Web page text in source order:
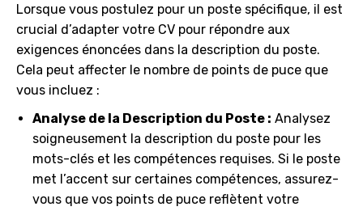
Lorsque vous postulez pour un poste spécifique, il est
crucial d’adapter votre CV pour répondre aux
exigences énoncées dans la description du poste.
Cela peut affecter le nombre de points de puce que
vous incluez :
Analyse de la Description du Poste : Analysez
soigneusement la description du poste pour les
mots-clés et les compétences requises. Si le poste
met l’accent sur certaines compétences, assurez-
vous que vos points de puce reflètent votre